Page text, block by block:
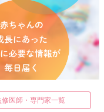
修医師・専門家一覧